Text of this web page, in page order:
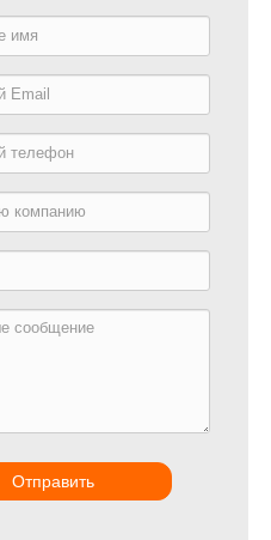
Отправить